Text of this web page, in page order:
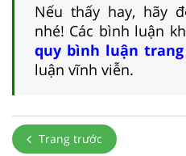
Nếu thấy hay, hãy
nhé! Các bình luận
quy bình luận trang
luận vĩnh viễn.
Trang trước